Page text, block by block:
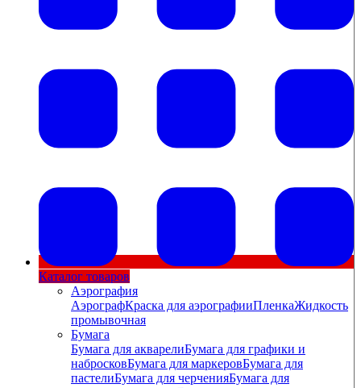
Каталог товаров
Аэрография
АэрографКраска для аэрографииПленкаЖидкость
промывочная
Бумага
Бумага для акварелиБумага для графики и
набросковБумага для маркеровБумага для
пастелиБумага для черченияБумага для